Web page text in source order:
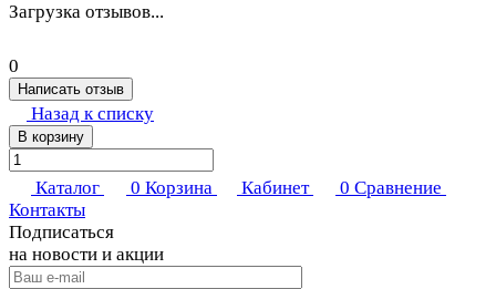
Загрузка отзывов...
0
Написать отзыв
Назад к списку
В корзину
Каталог 0 Корзина Кабинет 0 Сравнение
Контакты
Подписаться
на новости и акции